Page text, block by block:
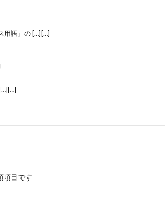
用語」の […][…]
項目です